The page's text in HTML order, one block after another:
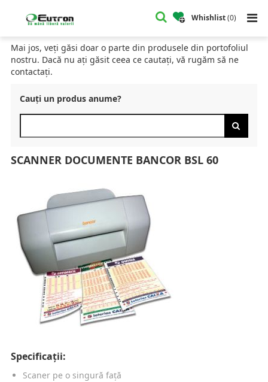
Whishlist(0)
CATALOG
Mai jos, veți găsi doar o parte din produsele din portofoliul
nostru. Dacă nu ați găsit ceea ce cautați, vă rugăm să ne
contactați.
Cauți un produs anume?
SCANNER DOCUMENTE BANCOR BSL 60
Specificații:
Scaner pe o singură față